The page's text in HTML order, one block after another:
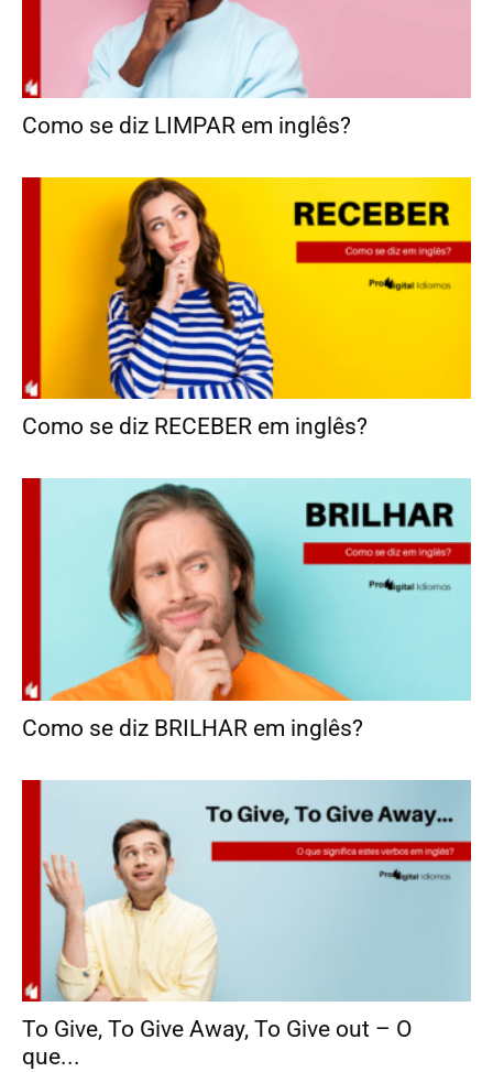
Como se diz LIMPAR em inglês?
Como se diz RECEBER em inglês?
Como se diz BRILHAR em inglês?
To Give, To Give Away, To Give out – O
que...